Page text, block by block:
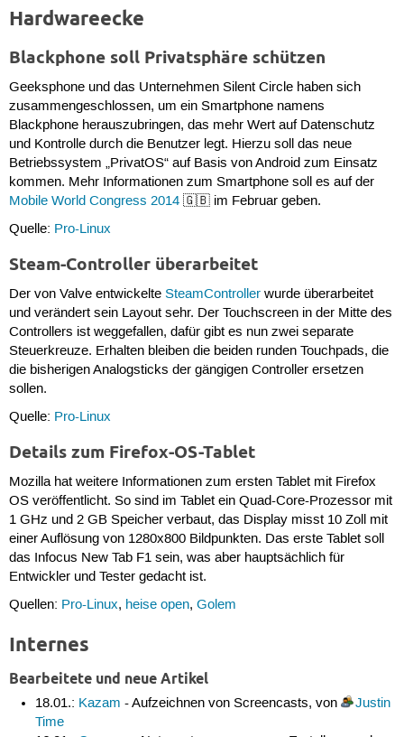
Hardwareecke
Blackphone soll Privatsphäre schützen
Geeksphone und das Unternehmen Silent Circle haben sich
zusammengeschlossen, um ein Smartphone namens
Blackphone herauszubringen, das mehr Wert auf Datenschutz
und Kontrolle durch die Benutzer legt. Hierzu soll das neue
Betriebssystem „PrivatOS“ auf Basis von Android zum Einsatz
kommen. Mehr Informationen zum Smartphone soll es auf der
Mobile World Congress 2014🇬🇧 im Februar geben.
Quelle: Pro-Linux
Steam-Controller überarbeitet
Der von Valve entwickelte SteamControllerwurde überarbeitet
und verändert sein Layout sehr. Der Touchscreen in der Mitte des
Controllers ist weggefallen, dafür gibt es nun zwei separate
Steuerkreuze. Erhalten bleiben die beiden runden Touchpads, die
die bisherigen Analogsticks der gängigen Controller ersetzen
sollen.
Quelle: Pro-Linux
Details zum Firefox-OS-Tablet
Mozilla hat weitere Informationen zum ersten Tablet mit Firefox
OS veröffentlicht. So sind im Tablet ein Quad-Core-Prozessor mit
1 GHz und 2 GB Speicher verbaut, das Display misst 10 Zoll mit
einer Auflösung von 1280x800 Bildpunkten. Das erste Tablet soll
das Infocus New Tab F1 sein, was aber hauptsächlich für
Entwickler und Tester gedacht ist.
Quellen: Pro-Linux, heise open, Golem
Internes
Bearbeitete und neue Artikel
18.01.: Kazam - Aufzeichnen von Screencasts, von
Justin
Time